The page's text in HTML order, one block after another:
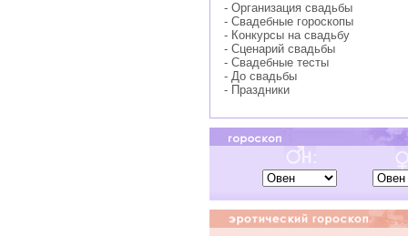
- Организация свадьбы
- Свадебные гороскопы
- Конкурсы на свадьбу
- Сценарий свадьбы
- Свадебные тесты
- До свадьбы
- Праздники